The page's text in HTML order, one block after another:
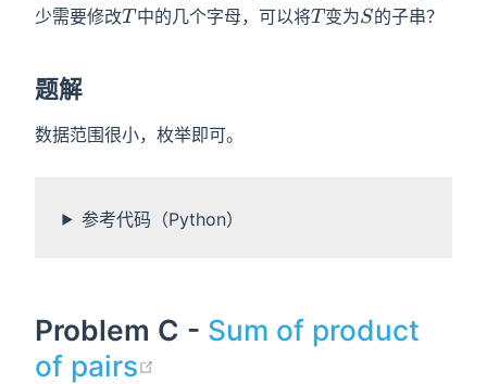
少需要修改T
T 中的几个字母，可以将T
T 变为S
S的子串？
题解
数据范围很小，枚举即可。
参考代码（Python）
Problem C - Sum of product
of pairs